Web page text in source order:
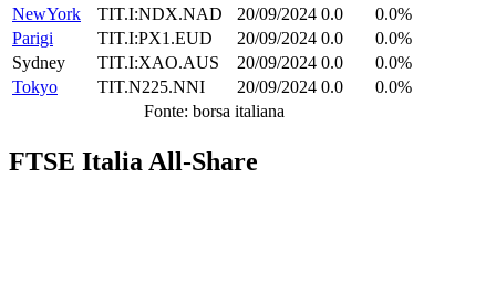
NewYork
TIT.I:NDX.NAD 20/09/2024 0.0
0.0%
Parigi
TIT.I:PX1.EUD 20/09/2024 0.0
0.0%
Sydney
TIT.I:XAO.AUS 20/09/2024 0.0
0.0%
Tokyo
TIT.N225.NNI 20/09/2024 0.0
0.0%
Fonte: borsa italiana
FTSE Italia All-Share